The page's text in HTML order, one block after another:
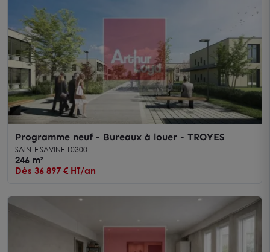
Programme neuf - Bureaux à louer - TROYES
SAINTE SAVINE 10300
246 m²
Dès 36 897 € HT/an